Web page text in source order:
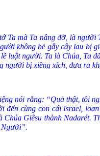
mà Ta nâng đỡ, là người
không bẻ gẫy cây lau bị
luật người. Ta là Chúa, Ta
người bị xiềng xích, đưa ra
nói rằng: “Quả thật, tôi
đến cùng con cái Israel,
Giêsu thành Nadarét.